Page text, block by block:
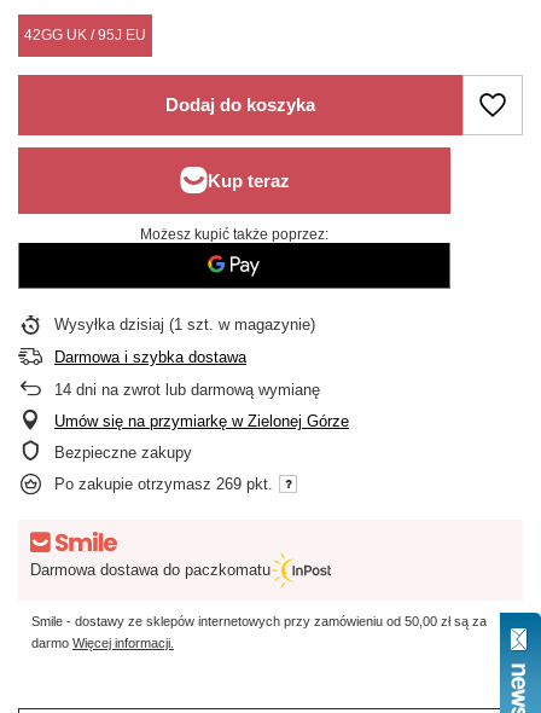
42GG UK / 95J EU
Dodaj do koszyka
Możesz kupić także poprzez:
Wysyłka dzisiaj (1 szt. w magazynie)
Darmowa i szybka dostawa
14 dni na zwrot lub darmową wymianę
Umów się na przymiarkę w Zielonej Górze
Bezpieczne zakupy
Po zakupie otrzymasz 269 pkt.
Darmowa dostawa do paczkomatu
Smile - dostawy ze sklepów internetowych przy zamówieniu od 50,00 złsą za
darmo Więcej informacji.